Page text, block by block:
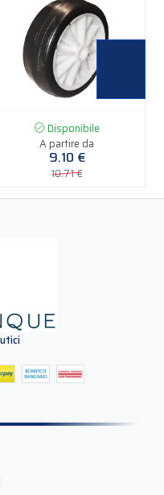
Disponibile
A partire da
9.10 €
10.71 €